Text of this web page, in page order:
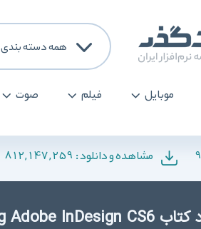
همه دسته
موبایل فیلم صوت
مشاهده و دانلود : 812,147,259